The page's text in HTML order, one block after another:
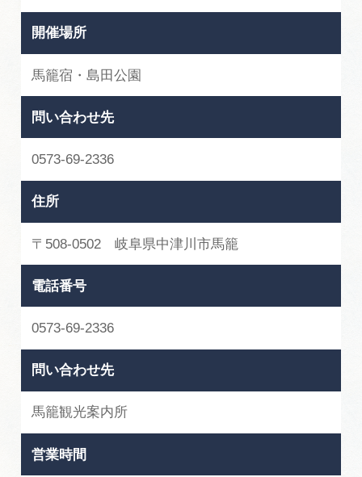
開催場所
馬籠宿・島田公園
問い合わせ先
0573-69-2336
住所
〒508-0502 岐阜県中津川市馬籠
電話番号
0573-69-2336
問い合わせ先
馬籠観光案内所
営業時間